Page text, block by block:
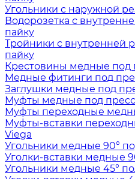
Угольники с наружной
Водорозетка с
пайку
Тройники с внутренней
пайку
Крестовины медные под
Медные фитинги под
Заглушки медные под
Муфты медные под
Муфты переходные
Муфты-вставки
Viega
Угольники медные 90°
Уголки-вставки медные
Угольники медные 45°